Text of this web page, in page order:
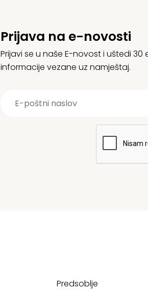
Prijava na e-novosti
Prijavi se u naše E-novost i uštedi
informacije vezane uz namještaj.
Predsoblje